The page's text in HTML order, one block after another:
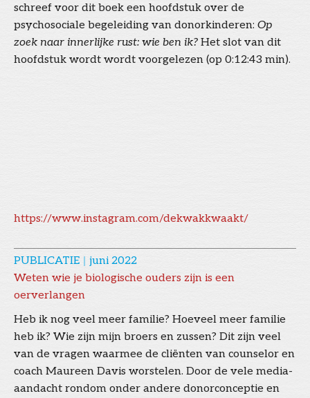
schreef voor dit boek een hoofdstuk over de
psychosociale begeleiding van donorkinderen: Op
zoek naar innerlijke rust: wie ben ik? Het slot van dit
hoofdstuk wordt wordt voorgelezen (op 0:12:43 min).
https://www.instagram.com/dekwakkwaakt/
PUBLICATIE | juni 2022
Weten wie je biologische ouders zijn is een
oerverlangen
Heb ik nog veel meer familie? Hoeveel meer familie
heb ik? Wie zijn mijn broers en zussen? Dit zijn veel
van de vragen waarmee de cliënten van counselor en
coach Maureen Davis worstelen. Door de vele media-
aandacht rondom onder andere donorconceptie en